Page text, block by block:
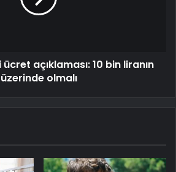
açıklaması: 10 bin liranın
üzerinde olmalı